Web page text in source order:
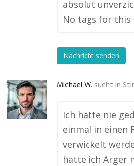
absolut
No tags for this
Nachricht senden
Michael W. sucht in
Ich hätte nie
einmal in einen
verwickelt
hatte ich Ärger